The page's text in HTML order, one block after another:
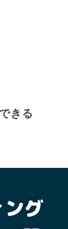
きる